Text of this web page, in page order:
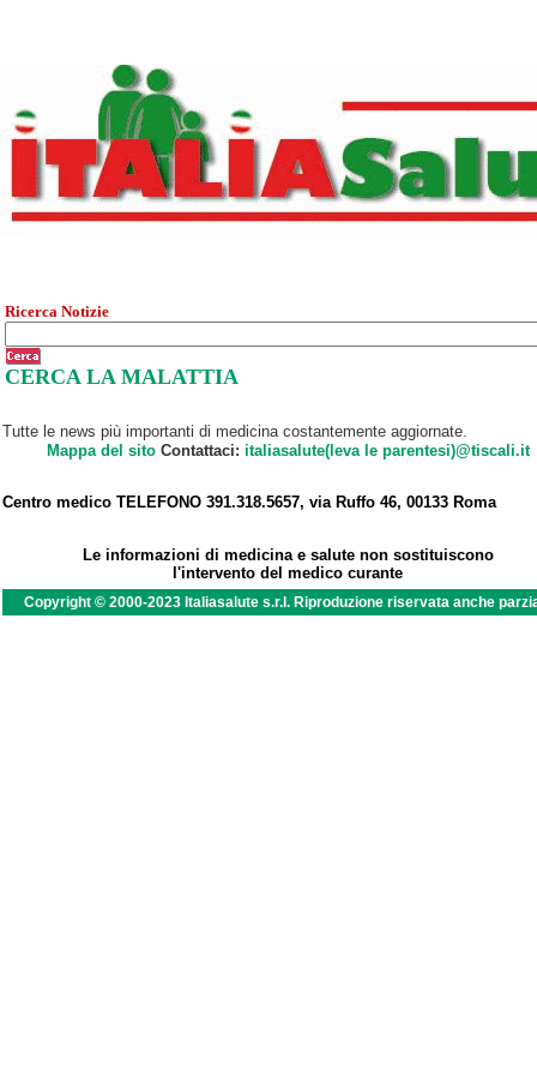
Ricerca Notizie
CERCA LA MALATTIA
Tutte le news più importanti di medicina costantemente aggiornate.
Mappa del sitoContattaci: italiasalute(leva le parentesi)@tiscali.it
Centro medico TELEFONO 391.318.5657, via Ruffo 46, 00133 Roma
Le informazioni di medicina e salute non sostituiscono
l'intervento del medico curante
Copyright © 2000-2023 Italiasalute s.r.l. Riproduzione riservata anche